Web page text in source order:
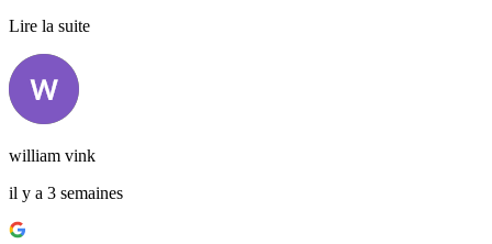
Lire la suite
william vink
il y a 3 semaines